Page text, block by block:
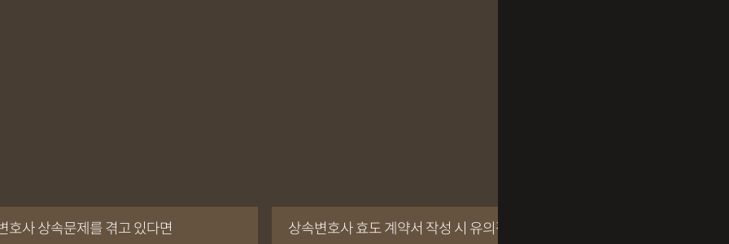
호사 상속문제를 겪고 있다면 상속변호사 효도 계약서 작성 시 유의점은